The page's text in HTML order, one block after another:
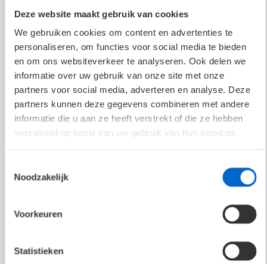
Deze website maakt gebruik van cookies
We gebruiken cookies om content en advertenties te
personaliseren, om functies voor social media te bieden
en om ons websiteverkeer te analyseren. Ook delen we
informatie over uw gebruik van onze site met onze
partners voor social media, adverteren en analyse. Deze
partners kunnen deze gegevens combineren met andere
informatie die u aan ze heeft verstrekt of die ze hebben
verzameld op basis van uw gebruik van hun services.
Noodzakelijk
Voorkeuren
Statistieken